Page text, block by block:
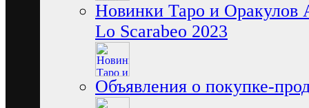
Новинки Таро и
Lo Scarabeo 2023
Объявления о покупке-